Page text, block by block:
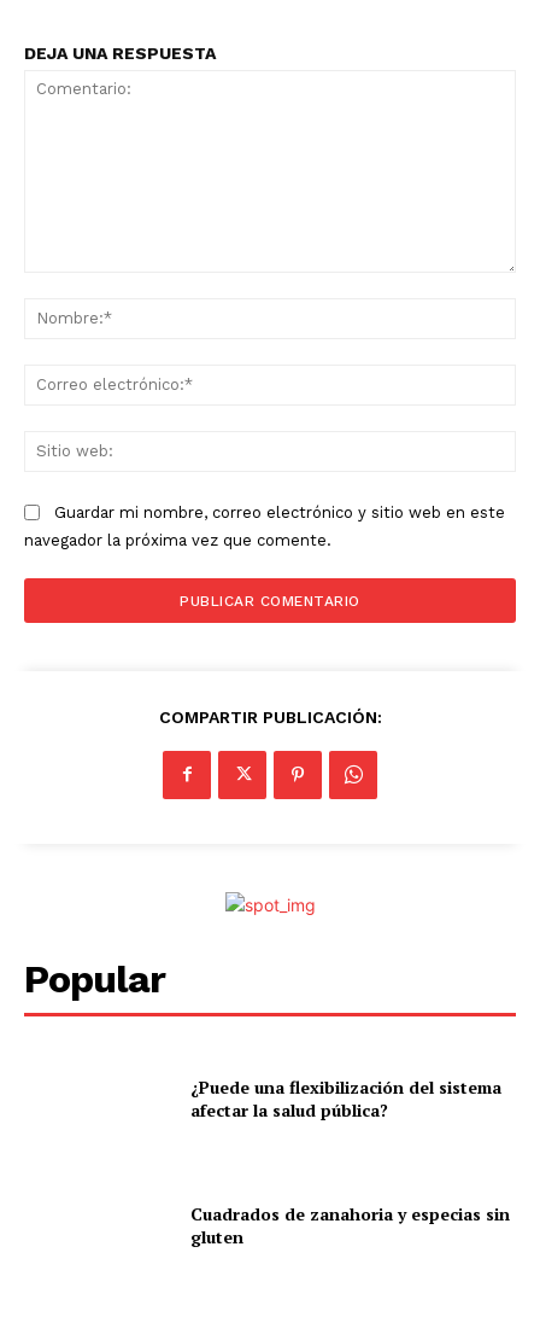
DEJA UNA RESPUESTA
Guardar mi nombre, correo electrónico y sitio web en este
navegador la próxima vez que comente.
COMPARTIR PUBLICACIÓN:
Popular
¿Puede una flexibilización del sistema
afectar la salud pública?
Cuadrados de zanahoria y especias sin
gluten